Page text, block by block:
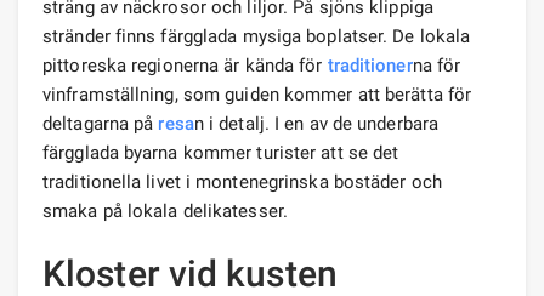
sträng av näckrosor och liljor. På sjöns klippiga
stränder finns färgglada mysiga boplatser. De lokala
pittoreska regionerna är kända för traditionerna för
vinframställning, som guiden kommer att berätta för
deltagarna på resan i detalj. I en av de underbara
färgglada byarna kommer turister att se det
traditionella livet i montenegrinska bostäder och
smaka på lokala delikatesser.
Kloster vid kusten